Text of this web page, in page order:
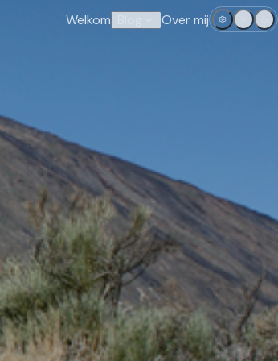
Welkom Over mij